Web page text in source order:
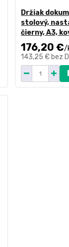
Držiak
stolový,
čierny, A3,
176,20 €/
143,25 € bez